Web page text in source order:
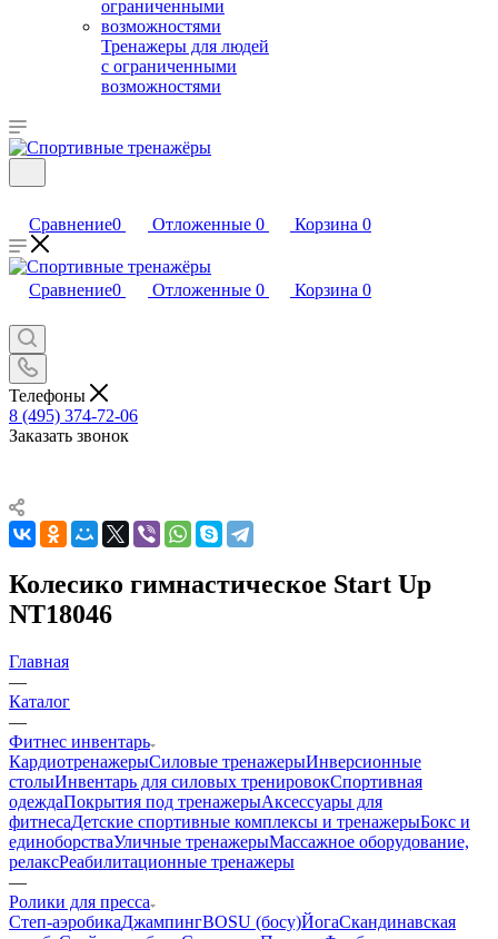
Тренажеры для людей
с ограниченными
возможностями
Сравнение0 Отложенные 0 Корзина 0
Сравнение0 Отложенные 0 Корзина 0
Телефоны
8 (495) 374-72-06
Заказать звонок
Колесико гимнастическое Start Up
NT18046
Главная
—
Каталог
—
Фитнес инвентарь
КардиотренажерыСиловые тренажерыИнверсионные
столыИнвентарь для силовых тренировокСпортивная
одеждаПокрытия под тренажерыАксессуары для
фитнесаДетские спортивные комплексы и тренажерыБокс и
единоборстваУличные тренажерыМассажное оборудование,
релаксРеабилитационные тренажеры
—
Ролики для пресса
Степ-аэробикаДжампингBOSU (босу)ЙогаСкандинавская